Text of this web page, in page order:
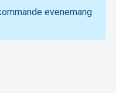
evenemang